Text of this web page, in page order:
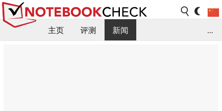
主页 评测
新闻
...